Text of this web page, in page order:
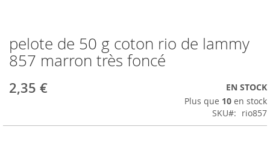
Passer
au
début
la
pelote de 50 g coton rio de lammy
857 marron très foncé
2,35 €
EN STOCK
Plus que 10 en stock
SKU
rio857